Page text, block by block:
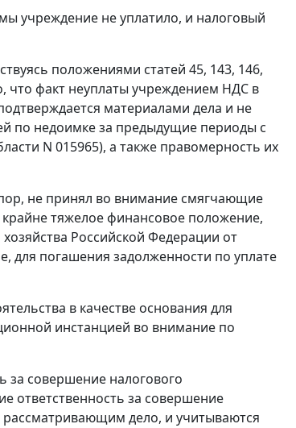
учреждение не уплатило, и налоговый
положениями статей 45, 143, 146,
что факт неуплаты учреждением НДС в
материалами дела и не
по недоимке за предыдущие периоды с
N 015965), а также правомерность их
не принял во внимание смягчающие
крайне тяжелое финансовое положение,
Российской Федерации от
для погашения задолженности по уплате
в качестве основания для
инстанцией во внимание по
за совершение налогового
ответственность за совершение
дело, и учитываются